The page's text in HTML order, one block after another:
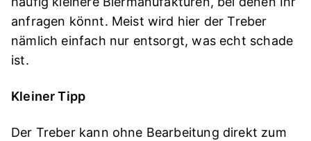
anfragen könnt. Meist wird hier der Treber
nämlich einfach nur entsorgt, was echt schade
ist.
Kleiner Tipp
Der Treber kann ohne Bearbeitung direkt zum